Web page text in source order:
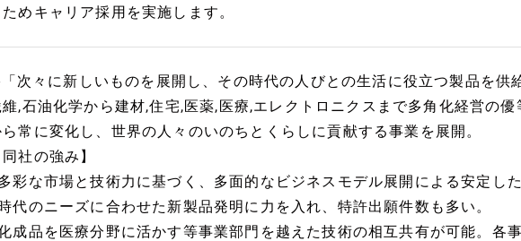
めキャリア採用を実施します。
次々に新しいものを展開し、その時代の人びとの生活に役立つ製品を供
,石油化学から建材,住宅,医薬,医療,エレクトロニクスまで多角化経営の優
常に変化し、世界の人々のいのちとくらしに貢献する事業を展開。
社の強み】
彩な市場と技術力に基づく、多面的なビジネスモデル展開による安定した
代のニーズに合わせた新製品発明に力を入れ、特許出願件数も多い。
成品を医療分野に活かす等事業部門を越えた技術の相互共有が可能。各